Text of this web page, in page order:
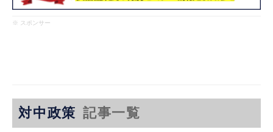
※ スポンサー
対中政策 記事一覧